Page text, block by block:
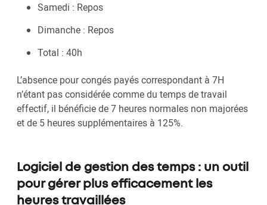
Samedi : Repos
Dimanche : Repos
Total : 40h
L’absence pour congés payés correspondant à 7H
n’étant pas considérée comme du temps de travail
effectif, il bénéficie de 7 heures normales non majorées
et de 5 heures supplémentaires à 125%.
Logiciel de gestion des temps : un outil
pour gérer plus efficacement les
heures travaillées